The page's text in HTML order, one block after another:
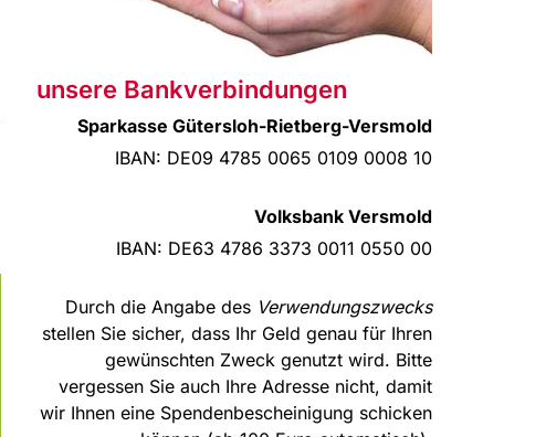
unsere Bankverbindungen
Sparkasse Gütersloh-Rietberg-Versmold
IBAN: DE09 4785 0065 0109 0008 10
Volksbank Versmold
IBAN: DE63 4786 3373 0011 0550 00
Durch die Angabe des Verwendungszwecks
stellen Sie sicher, dass Ihr Geld genau für Ihren
gewünschten Zweck genutzt wird. Bitte
vergessen Sie auch Ihre Adresse nicht, damit
wir Ihnen eine Spendenbescheinigung schicken